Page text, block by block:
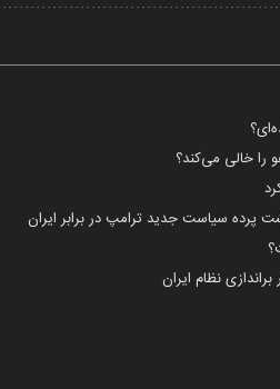
را خالی می‌کند؟
پرده سیاست جدید ترامپ در برابر ایران
نظام ایران